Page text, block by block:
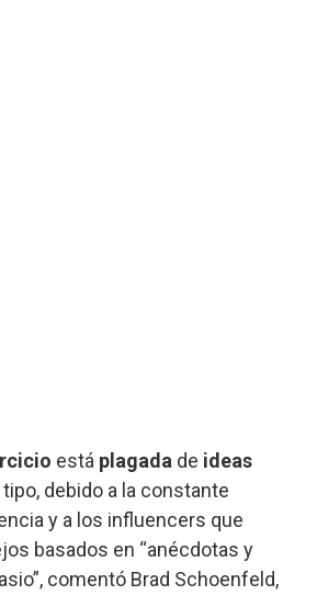
está plagada de ideas
debido a la constante
y a los influencers que
basados en “anécdotas y
comentó Brad Schoenfeld,